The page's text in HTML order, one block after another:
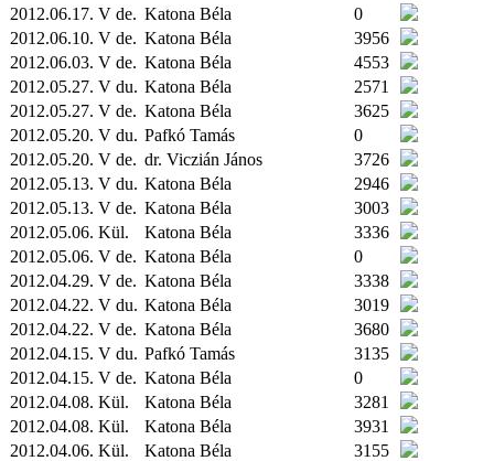
2012.06.17. V de. Katona Béla
0
2012.06.10. V de. Katona Béla
3956
2012.06.03. V de. Katona Béla
4553
2012.05.27. V du. Katona Béla
2571
2012.05.27. V de. Katona Béla
3625
2012.05.20. V du. Pafkó Tamás
0
2012.05.20. V de. dr. Viczián János
3726
2012.05.13. V du. Katona Béla
2946
2012.05.13. V de. Katona Béla
3003
2012.05.06. Kül. Katona Béla
3336
2012.05.06. V de. Katona Béla
0
2012.04.29. V de. Katona Béla
3338
2012.04.22. V du. Katona Béla
3019
2012.04.22. V de. Katona Béla
3680
2012.04.15. V du. Pafkó Tamás
3135
2012.04.15. V de. Katona Béla
0
2012.04.08. Kül. Katona Béla
3281
2012.04.08. Kül. Katona Béla
3931
2012.04.06. Kül. Katona Béla
3155